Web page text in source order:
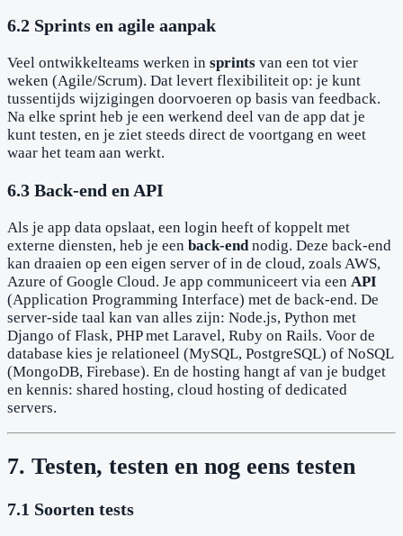
6.2 Sprints en agile aanpak
Veel ontwikkelteams werken in sprints van een tot vier
weken (Agile/Scrum). Dat levert flexibiliteit op: je kunt
tussentijds wijzigingen doorvoeren op basis van feedback.
Na elke sprint heb je een werkend deel van de app dat je
kunt testen, en je ziet steeds direct de voortgang en weet
waar het team aan werkt.
6.3 Back-end en API
Als je app data opslaat, een login heeft of koppelt met
externe diensten, heb je een back-end nodig. Deze back-end
kan draaien op een eigen server of in de cloud, zoals AWS,
Azure of Google Cloud. Je app communiceert via een API
(Application Programming Interface) met de back-end. De
server-side taal kan van alles zijn: Node.js, Python met
Django of Flask, PHP met Laravel, Ruby on Rails. Voor de
database kies je relationeel (MySQL, PostgreSQL) of NoSQL
(MongoDB, Firebase). En de hosting hangt af van je budget
en kennis: shared hosting, cloud hosting of dedicated
servers.
7. Testen, testen en nog eens testen
7.1 Soorten tests